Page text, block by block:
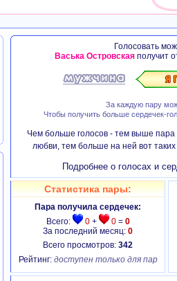
Голосовать
Васька Островскаяполучит
За каждую пару
Чтобы получить больше сердечек-
Чем больше голосов - тем выше пара
любви, тем больше на ней вот таких
Подробнее о голосах и
Статистика пары:
Пара получила сердечек:
Всего:
0+ 0= 0
За последний месяц: 0
Всего просмотров: 342
Рейтинг: доступен только для пар